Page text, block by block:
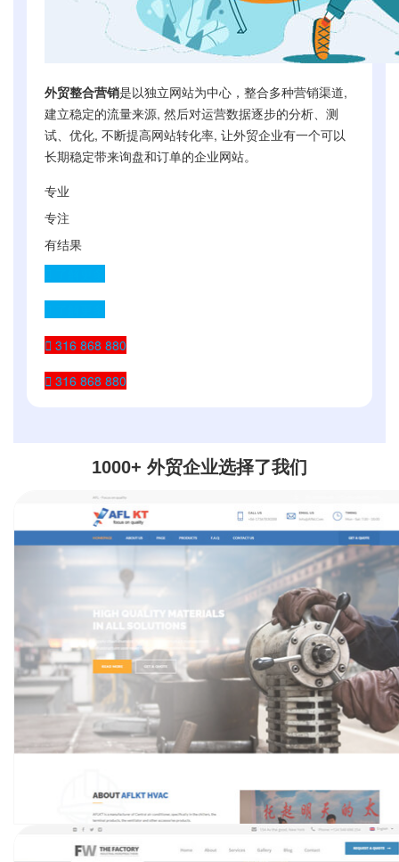
外贸整合营销是以独立网站为中心，整合多种营销渠道,
建立稳定的流量来源, 然后对运营数据逐步的分析、测
试、优化, 不断提高网站转化率, 让外贸企业有一个可以
长期稳定带来询盘和订单的企业网站。
专业
专注
有结果
316 868 880
316 868 880
1000+ 外贸企业选择了我们